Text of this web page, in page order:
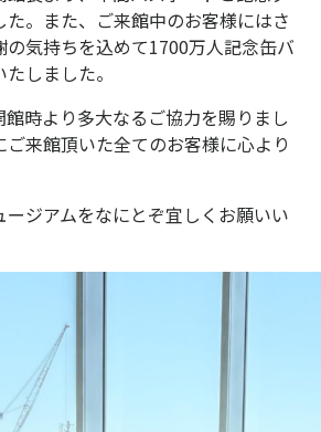
た。また、ご来館中のお客様にはさ
の気持ちを込めて1700万人記念缶バ
しました。
時より多大なるご協力を賜りまし
来館頂いた全てのお客様に心より
ジアムをなにとぞ宜しくお願いい